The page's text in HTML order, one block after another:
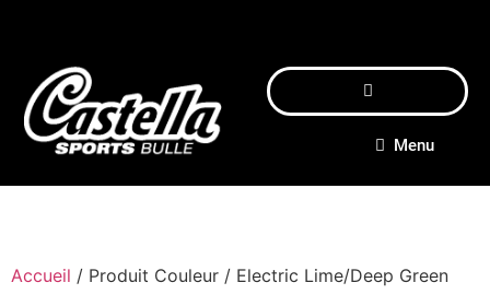
Menu
Accueil / Produit Couleur / Electric Lime/Deep Green